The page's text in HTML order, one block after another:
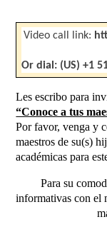
Video call link:
Or dial: ‪(US) +1
Les escribo para
“Conoce a tus
Por favor, venga y
maestros de su(s)
académicas para
Para su
informativas con el